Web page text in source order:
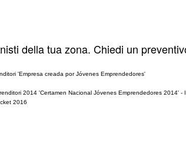
della tua zona. Chiedi un